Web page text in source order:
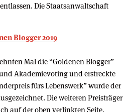
Die Staatsanwaltschaft
Blogger 2019
Mal die “Goldenen Blogger”
Akademievoting und erstreckte
fürs Lebenswerk” wurde der
Die weiteren Preisträger
auf der oben verlinkten Seite.